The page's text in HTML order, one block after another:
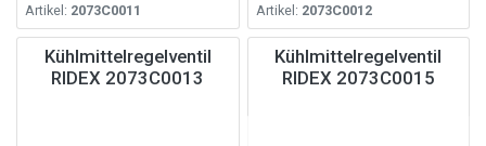
Artikel: 2073C0011
Artikel: 2073C0012
Kühlmittelregelventil
RIDEX 2073C0013
Kühlmittelregelventil
RIDEX 2073C0015